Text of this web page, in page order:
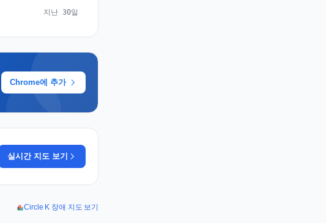
지난 30일
Chrome에 추가
실시간 지도 보기
Circle K 장애 지도 보기